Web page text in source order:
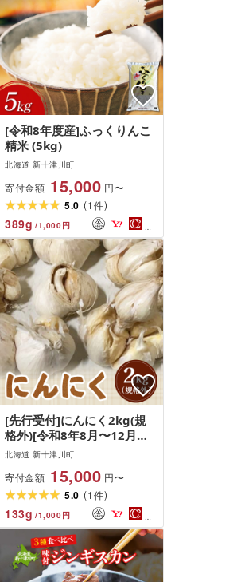
[令和8年度産]ふっくりんこ
精米 (5kg)
北海道 新十津川町
寄付金額 15,000 円〜
5.0 (1件)
389g /1,000円
[先行受付]にんにく2kg(規
格外)[令和8年8月〜12月発
送]
北海道 新十津川町
寄付金額 15,000 円〜
5.0 (1件)
133g /1,000円